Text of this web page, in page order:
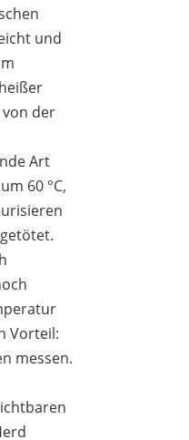
€ *
und
der
Art
60 °C,
Vorteil:
messen.